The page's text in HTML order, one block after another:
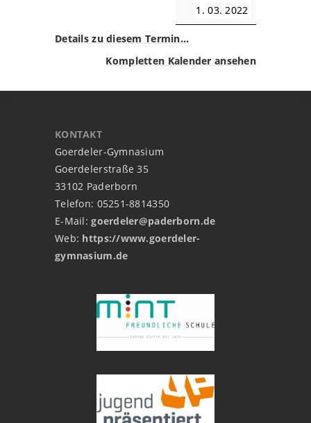
1. 03. 2022
Details zu diesem Termin…
Kompletten Kalender ansehen
KONTAKT
Goerdeler-Gymnasium
Goerdelerstraße 35
33102 Paderborn
Telefon: 05251-8814350
E-Mail:goerdeler@paderborn.de
Web: https://www.goerdeler-
gymnasium.de